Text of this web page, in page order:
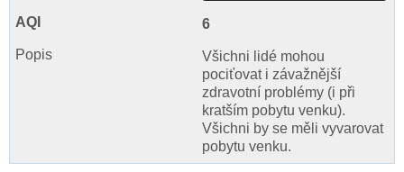
6
Všichni lidé mohou
pociťovat i závažnější
zdravotní problémy (i při
kratším pobytu venku).
Všichni by se měli vyvarovat
pobytu venku.